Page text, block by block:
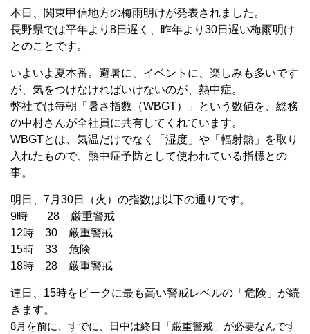
本日、関東甲信地方の梅雨明けが発表されました。
長野県では平年より8日遅く、昨年より30日遅い梅雨明け
とのことです。
いよいよ夏本番。避暑に、イベントに、楽しみも多いです
が、気をつけなければいけないのが、熱中症。
弊社では毎朝「暑さ指数（WBGT）」という数値を、総務
の中村さんが全社員に共有してくれています。
WBGTとは、気温だけでなく「湿度」や「輻射熱」を取り
入れたもので、熱中症予防として使われている指標との
事。
明日、7月30日（火）の指数は以下の通りです。
9時 28 厳重警戒
12時 30 厳重警戒
15時 33 危険
18時 28 厳重警戒
連日、15時をピークに最も高い警戒レベルの「危険」が続
きます。
8月を前に、すでに、日中は終日「厳重警戒」が必要なんです